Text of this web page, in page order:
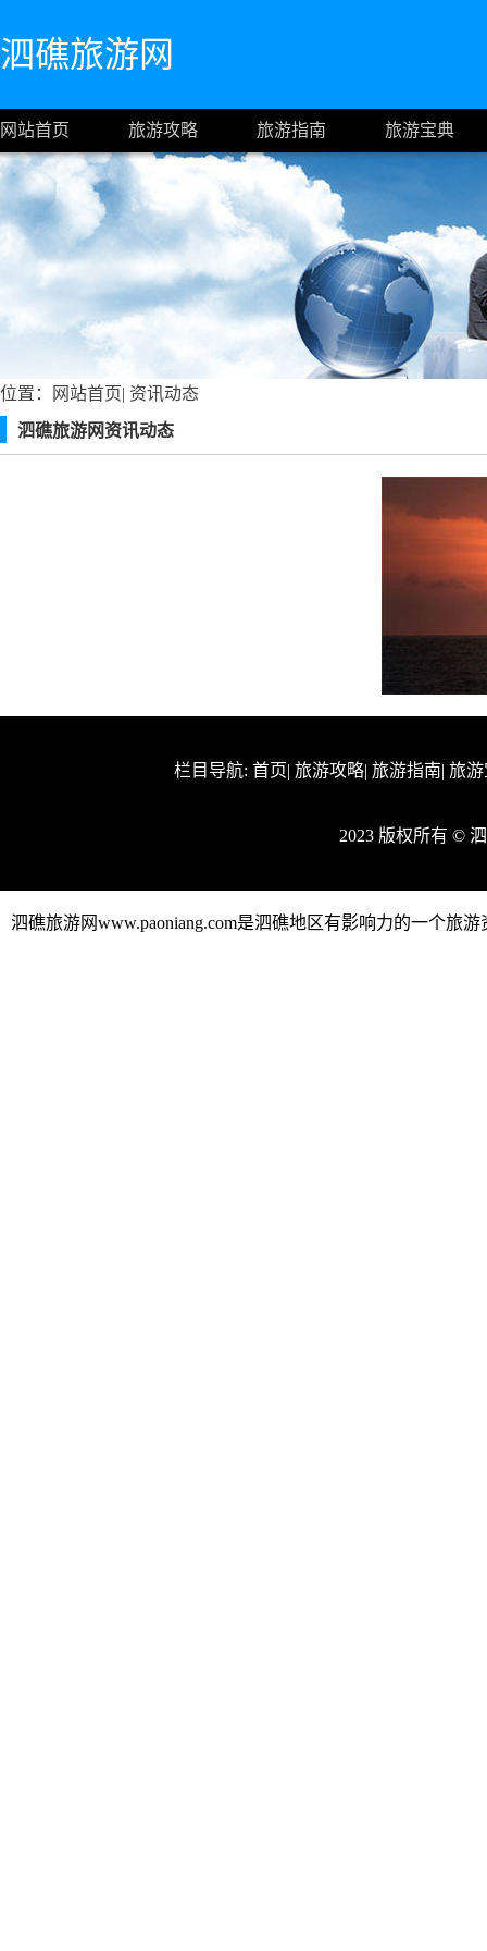
泗礁旅游网
网站首页 旅游攻略 旅游指南 旅游宝典
位置： 网站首页| 资讯动态
泗礁旅游网资讯动态
栏目导航: 首页| 旅游攻略| 旅游指南| 旅
2023 版权所有 ©
泗礁旅游网www.paoniang.com是泗礁地区有影响力的一个旅